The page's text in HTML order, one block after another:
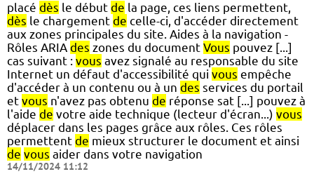
placé dès le début de la page, ces liens permettent,
dès le chargement de celle-ci, d'accéder directement
aux zones principales du site. Aides à la navigation -
Rôles ARIA des zones du document Vous pouvez [...]
cas suivant : vous avez signalé au responsable du site
Internet un défaut d'accessibilité qui vous empêche
d'accéder à un contenu ou à un des services du portail
et vous n'avez pas obtenu de réponse sat [...] pouvez à
l'aide de votre aide technique (lecteur d'écran...) vous
déplacer dans les pages grâce aux rôles. Ces rôles
permettent de mieux structurer le document et ainsi
de vous aider dans votre navigation
14/11/2024 11:12